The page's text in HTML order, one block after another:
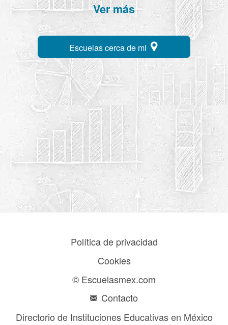
Ver más
Escuelas cerca de mi
Política de privacidad
Cookies
© Escuelasmex.com
Contacto
Directorio de Instituciones Educativas en México